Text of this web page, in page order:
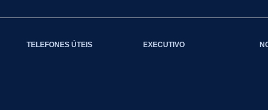
TELEFONES ÚTEIS EXECUTIVO